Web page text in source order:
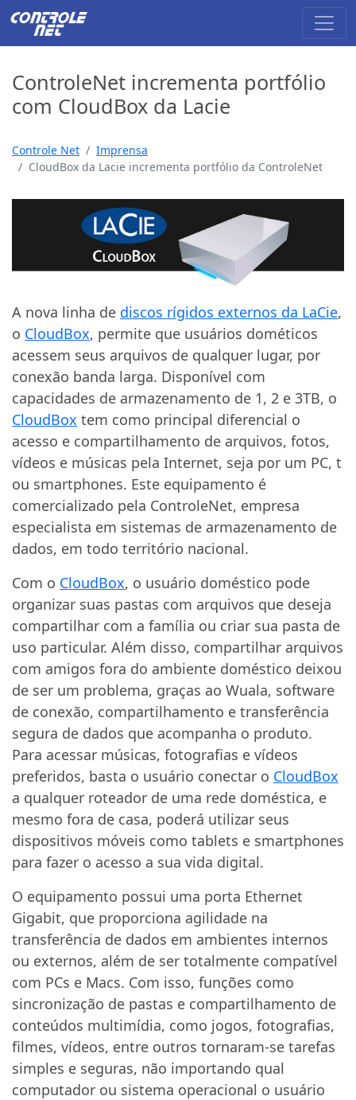
ControleNet incrementa portfólio
com CloudBox da Lacie
Controle Net
Imprensa
CloudBox da Lacie incrementa portfólio da ControleNet
A nova linha de discos rígidos externos da LaCie,
o CloudBox, permite que usuários dométicos
acessem seus arquivos de qualquer lugar, por
conexão banda larga. Disponível com
capacidades de armazenamento de 1, 2 e 3TB, o
CloudBox tem como principal diferencial o
acesso e compartilhamento de arquivos, fotos,
vídeos e músicas pela Internet, seja por um PC, t
ou smartphones. Este equipamento é
comercializado pela ControleNet, empresa
especialista em sistemas de armazenamento de
dados, em todo território nacional.
Com o CloudBox, o usuário doméstico pode
organizar suas pastas com arquivos que deseja
compartilhar com a família ou criar sua pasta de
uso particular. Além disso, compartilhar arquivos
com amigos fora do ambiente doméstico deixou
de ser um problema, graças ao Wuala, software
de conexão, compartilhamento e transferência
segura de dados que acompanha o produto.
Para acessar músicas, fotografias e vídeos
preferidos, basta o usuário conectar o CloudBox
a qualquer roteador de uma rede doméstica, e
mesmo fora de casa, poderá utilizar seus
dispositivos móveis como tablets e smartphones
para fazer o acesso a sua vida digital.
O equipamento possui uma porta Ethernet
Gigabit, que proporciona agilidade na
transferência de dados em ambientes internos
ou externos, além de ser totalmente compatível
com PCs e Macs. Com isso, funções como
sincronização de pastas e compartilhamento de
conteúdos multimídia, como jogos, fotografias,
filmes, vídeos, entre outros tornaram-se tarefas
simples e seguras, não importando qual
computador ou sistema operacional o usuário